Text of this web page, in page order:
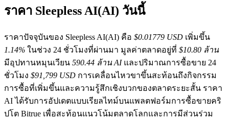
ฟิวเจอร์ส USDT
ราคา Sleepless AI(AI) วันนี้
ราคาปัจจุบันของ Sleepless AI(AI) คือ $0.01779 USD เพิ่มขึ้น
1.14% ในช่วง 24 ชั่วโมงที่ผ่านมา มูลค่าตลาดอยู่ที่ $10.80 ล้าน
มีอุปทานหมุนเวียน 590.44 ล้าน AIและปริมาณการซื้อขาย 24
ชั่วโมง $91,799 USD การเคลื่อนไหวขาขึ้นสะท้อนถึงกิจกรรม
การซื้อที่เพิ่มขึ้นและความรู้สึกเชิงบวกของตลาดระยะสั้น ราคา
AI ได้รับการอัปเดตแบบเรียลไทม์บนแพลตฟอร์มการซื้อขายคริ
ปโต Bitrue เพื่อสะท้อนแนวโน้มตลาดโลกและการมีส่วนร่วม